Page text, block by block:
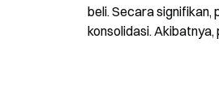
beli. Secara signifikan,
konsolidasi.